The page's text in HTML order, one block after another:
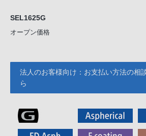
SEL1625G
オープン価格
法人のお客様向け：お支払い方法の相
ら